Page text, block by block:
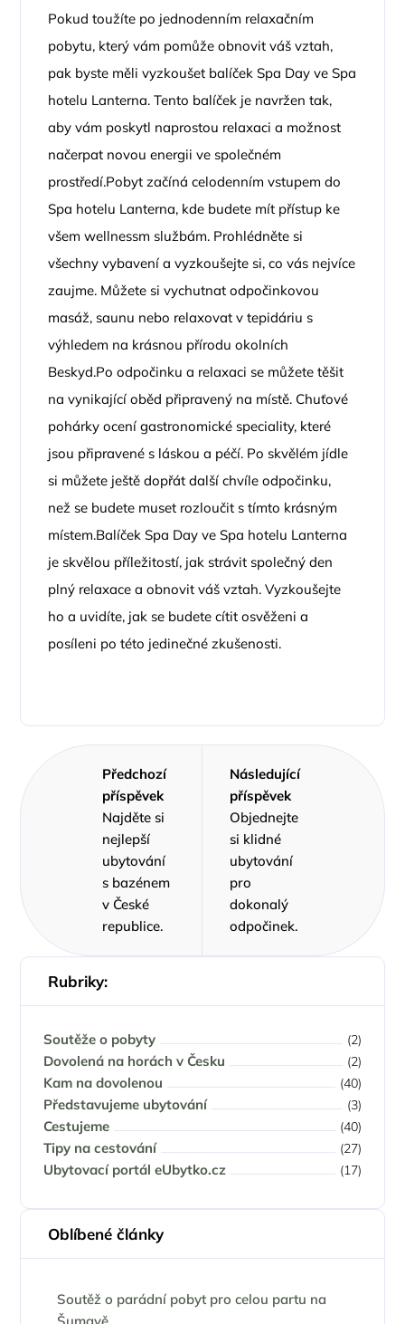
Rubriky:
Soutěže o pobyty (2)
Dovolená na horách v Česku (2)
Kam na dovolenou (40)
Představujeme ubytování (3)
Cestujeme (40)
Tipy na cestování (27)
Ubytovací portál eUbytko.cz (17)
Oblíbené články
Soutěž o parádní pobyt pro celou partu na
Pokud toužíte po jednodenním relaxačním
pobytu, který vám pomůže obnovit váš vztah,
pak byste měli vyzkoušet balíček Spa Day ve Spa
hotelu Lanterna. Tento balíček je navržen tak,
aby vám poskytl naprostou relaxaci a možnost
načerpat novou energii ve společném
prostředí.Pobyt začíná celodenním vstupem do
Spa hotelu Lanterna, kde budete mít přístup ke
všem wellnessm službám. Prohlédněte si
všechny vybavení a vyzkoušejte si, co vás nejvíce
zaujme. Můžete si vychutnat odpočinkovou
masáž, saunu nebo relaxovat v tepidáriu s
výhledem na krásnou přírodu okolních
Beskyd.Po odpočinku a relaxaci se můžete těšit
na vynikající oběd připravený na místě. Chuťové
pohárky ocení gastronomické speciality, které
jsou připravené s láskou a péčí. Po skvělém jídle
si můžete ještě dopřát další chvíle odpočinku,
než se budete muset rozloučit s tímto krásným
místem.Balíček Spa Day ve Spa hotelu Lanterna
je skvělou příležitostí, jak strávit společný den
plný relaxace a obnovit váš vztah. Vyzkoušejte
ho a uvidíte, jak se budete cítit osvěženi a
posíleni po této jedinečné zkušenosti.
Předchozí
příspěvek
Najděte si
nejlepší
ubytování
s bazénem
v České
republice.
Následující
příspěvek
Objednejte
si klidné
ubytování
pro
dokonalý
odpočinek.